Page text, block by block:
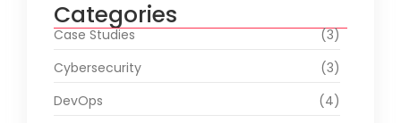
Categories
Case Studies
(3)
Cybersecurity
(3)
DevOps
(4)